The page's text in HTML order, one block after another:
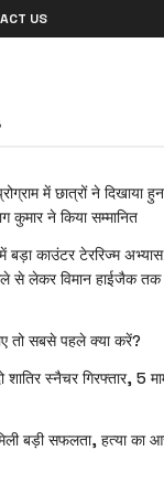
US
में छात्रों ने दिखाया
कुमार ने किया सम्मानित
बड़ा काउंटर टेररिज्म
से लेकर विमान हाईजैक तक
तो सबसे पहले क्या करें?
शातिर स्नैचर गिरफ्तार, 5
बड़ी सफलता, हत्या का